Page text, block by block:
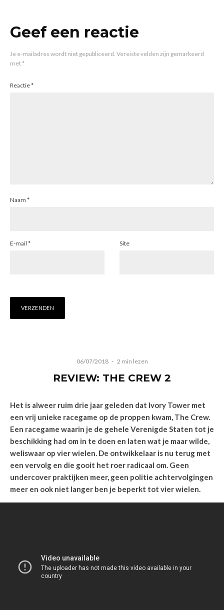
Geef een reactie
Je e-mailadres wordt niet gepubliceerd. Vereiste velden zijn gemarkeerd
met*
Reactie*
Naam *
E-mail * Site
06/07/2018 · 2 min lezen
REVIEW: THE CREW 2
Het is alweer ruim drie jaar geleden dat Ivory Tower met
een vrij unieke racegame op de proppen kwam, The Crew.
Een racegame waarin je de gehele Verenigde Staten tot je
beschikking had om in te doen en laten wat je maar wilde,
weliswaar op vier wielen. De ontwikkelaar is nu terug met
een vervolg en die gooit het roer radicaal om. Geen
undercover praktijken meer, geen politie achtervolgingen
meer en ook niet langer ben je beperkt tot vier wielen.